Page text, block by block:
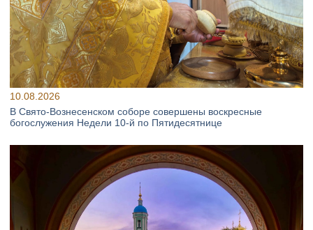
10.08.2026
В Свято‑Вознесенском соборе совершены воскресные
богослужения Недели 10‑й по Пятидесятнице